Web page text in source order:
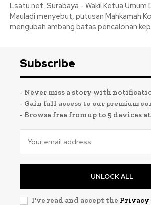
Lsatu.net, Surabaya - Wakil Ketua Umum
Mauladi menyebut, putusan Mahkamah
mengubah ambang batas pencalonan
Subscribe
- Never miss a story with
- Gain full access to our premium
- Browse free from up to 5 devices
UNLOCK ALL
I've read and accept the Privacy